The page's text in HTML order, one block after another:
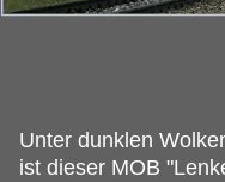
Unter dunklen
ist dieser MOB